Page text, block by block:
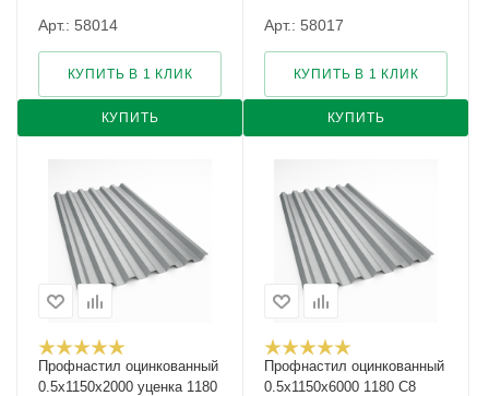
Арт.: 58014
КУПИТЬ
КУПИТЬ В 1 КЛИК
Арт.: 58017
КУПИТЬ
КУПИТЬ В 1 КЛИК
Профнастил оцинкованный
0.5х1150х2000 уценка 1180
Профнастил оцинкованный
0.5х1150х6000 1180 С8